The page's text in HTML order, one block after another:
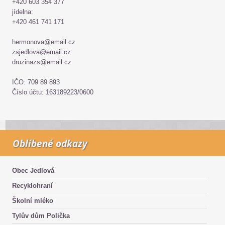
+420 603 354 377
jídelna:
+420 461 741 171
hermonova@email.cz
zsjedlova@email.cz
druzinazs@email.cz
IČO: 709 89 893
Číslo účtu: 163189223/0600
Oblíbené odkazy
Obec Jedlová
Recyklohraní
Školní mléko
Tylův dům Polička